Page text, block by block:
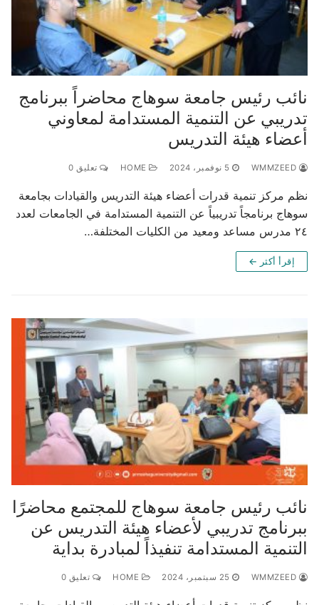
نائب رئيس جامعة سوهاج محاضراً ببرنامج
تدريبي عن التنمية المستدامة لمعاوني
أعضاء هيئة التدريس
5 نوفمبر، 2024 تعليق 0
نظم مركز تنمية قدرات أعضاء هيئة التدريس والقيادات بجامعة
سوهاج برنامجاً تدريبياً عن التنمية المستدامة في الجامعات لعدد
٢٤ مدرس مساعد ومعيد من الكليات المختلفة…
إقرأ أكثر ←
نائب رئيس جامعة سوهاج للمجتمع محاضرًا
ببرنامج تدريبي لأعضاء هيئة التدريس عن
التنمية المستدامة تنفيذاً لمبادرة بداية
25 سبتمبر، 2024 تعليق 0